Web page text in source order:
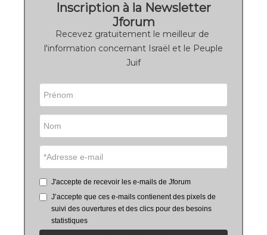
Inscription à la Newsletter
Jforum
Recevez gratuitement le meilleur de
l'information concernant Israël et le Peuple
Juif
J'accepte de recevoir les e-mails de Jforum
J’accepte que ces e-mails contienent des pixels de
suivi des ouvertures et des clics pour des besoins
statistiques